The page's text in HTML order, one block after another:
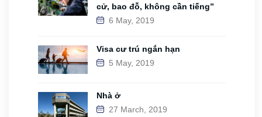
cử, bao đỗ, không cần tiếng”
6 May, 2019
Visa cư trú ngắn hạn
5 May, 2019
Nhà ở
27 March, 2019